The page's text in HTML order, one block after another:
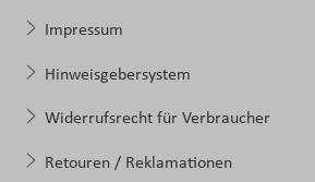
Impressum
Hinweisgebersystem
Widerrufsrecht für Verbraucher
Retouren / Reklamationen